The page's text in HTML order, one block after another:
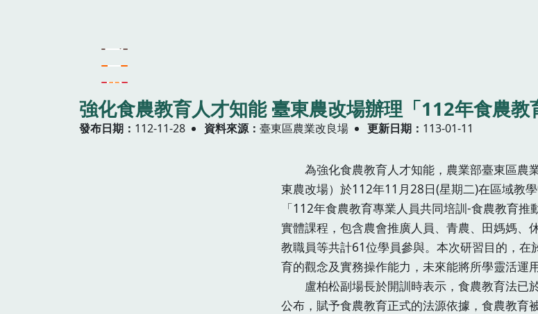
強化食農教育人才知能 臺東農改場辦理「112年食農教
發布日期 112-11-28 資料來源 臺東區農業改良場 更新日期 113-01-11
為強化食農教育人才知能，農業部臺東區農
東農改場）於112年11月28日(星期二)在區域教
「112年食農教育專業人員共同培訓-食農教育推
實體課程，包含農會推廣人員、青農、田媽媽、
教職員等共計61位學員參與。本次研習目的，在
育的觀念及實務操作能力，未來能將所學靈活運
盧柏松副場長於開訓時表示，食農教育法已
公布，賦予食農教育正式的法源依據，食農教育